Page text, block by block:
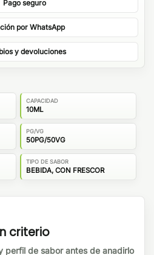
Pago seguro
por WhatsApp
y devoluciones
CAPACIDAD
10ML
PG/VG
50PG/50VG
TIPO DE SABOR
BEBIDA, CON FRESCOR
criterio
perfil de sabor antes de anadirlo